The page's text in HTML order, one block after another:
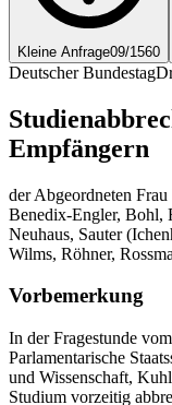
Kleine Anfrage09/1560
Deutscher Bundestag
Empfängern
der Abgeordneten
Benedix-Engler, Bohl,
Neuhaus, Sauter
Wilms, Röhner,
Vorbemerkung
In der Fragestunde
Parlamentarische
und Wissenschaft,
Studium vorzeitig